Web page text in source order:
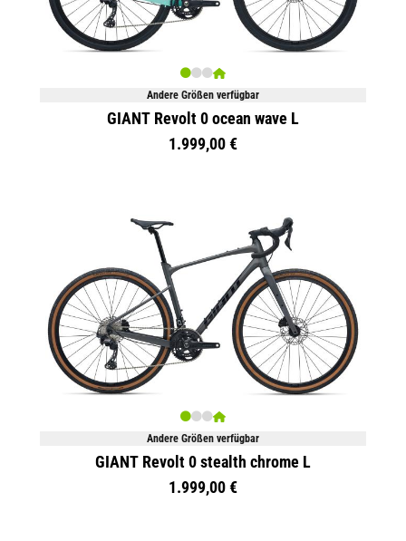
Andere Größen verfügbar
GIANT Revolt 0 ocean wave L
1.999,00 €
Andere Größen verfügbar
GIANT Revolt 0 stealth chrome L
1.999,00 €